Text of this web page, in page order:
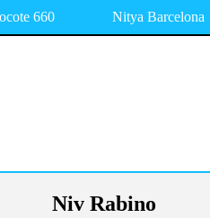
660 Nitya Barcelona
Niv Rabino